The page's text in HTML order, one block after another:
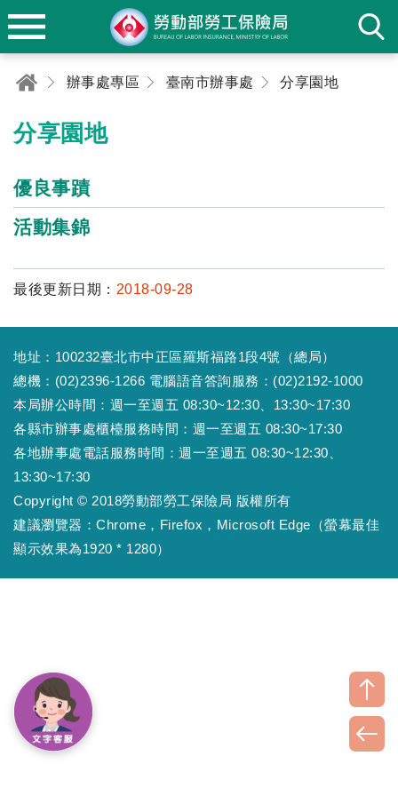
辦事處專區 臺南市辦事處 分享園地
分享園地
優良事蹟
活動集錦
最後更新日期： 2018-09-28
地址：100232臺北市中正區羅斯福路1段4號（總局）
總機：(02)2396-1266 電腦語音答詢服務：(02)2192-1000
本局辦公時間：週一至週五 08:30~12:30、13:30~17:30
各縣市辦事處櫃檯服務時間：週一至週五 08:30~17:30
各地辦事處電話服務時間：週一至週五 08:30~12:30、
13:30~17:30
Copyright © 2018勞動部勞工保險局 版權所有
建議瀏覽器：Chrome，Firefox，Microsoft Edge（螢幕最佳
顯示效果為1920 * 1280）